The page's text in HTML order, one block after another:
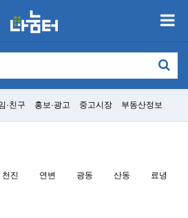
·친구 홍보·광고 중고시장 부동산정보
천진 연변 광동 산동 료녕